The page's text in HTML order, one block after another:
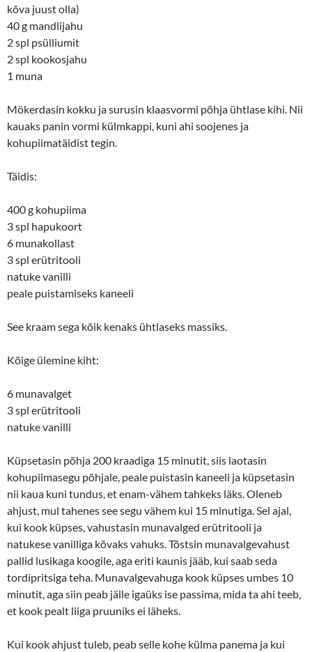
kõva juust olla)
40 g mandlijahu
2 spl psülliumit
2 spl kookosjahu
1 muna
Mökerdasin kokku ja surusin klaasvormi põhja ühtlase kihi. Nii
kauaks panin vormi külmkappi, kuni ahi soojenes ja
kohupiimatäidist tegin.
Täidis:
400 g kohupiima
3 spl hapukoort
6 munakollast
3 spl erütritooli
natuke vanilli
peale puistamiseks kaneeli
See kraam sega kõik kenaks ühtlaseks massiks.
Kõige ülemine kiht:
6 munavalget
3 spl erütritooli
natuke vanilli
Küpsetasin põhja 200 kraadiga 15 minutit, siis laotasin
kohupiimasegu põhjale, peale puistasin kaneeli ja küpsetasin
nii kaua kuni tundus, et enam-vähem tahkeks läks. Oleneb
ahjust, mul tahenes see segu vähem kui 15 minutiga. Sel ajal,
kui kook küpses, vahustasin munavalged erütritooli ja
natukese vanilliga kõvaks vahuks. Tõstsin munavalgevahust
pallid lusikaga koogile, aga eriti kaunis jääb, kui saab seda
tordipritsiga teha. Munavalgevahuga kook küpses umbes 10
minutit, aga siin peab jälle igaüks ise passima, mida ta ahi teeb,
et kook pealt liiga pruuniks ei läheks.
Kui kook ahjust tuleb, peab selle kohe külma panema ja kui